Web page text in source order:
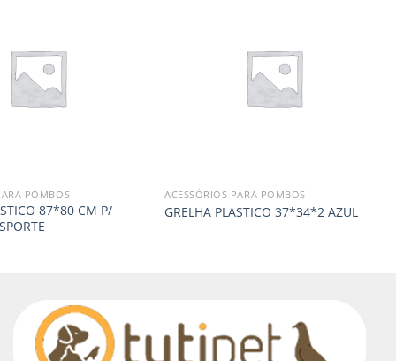
POMBOS
87*80 CM P/
ACESSÓRIOS PARA POMBOS
GRELHA PLASTICO 37*34*2 AZUL